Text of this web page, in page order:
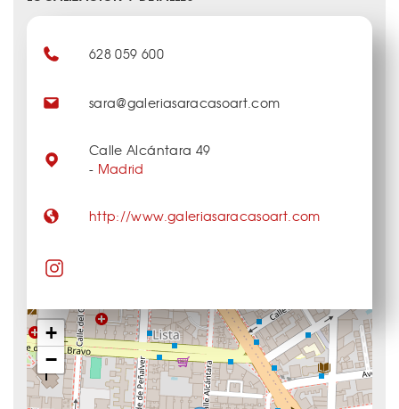
+
−
628 059 600
sara@galeriasaracasoart.com
Calle Alcántara 49
- Madrid
http://www.galeriasaracasoart.com